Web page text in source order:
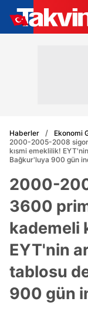
Haberler
Ekonomi
2000-2005-2008
kısmi emeklilik!
Bağkur'luya 900 gün
2000-
3600
kademeli
EYT'nin
tablosu
900 gün